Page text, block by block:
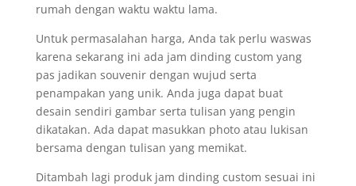
rumah dengan waktu waktu lama.
Untuk permasalahan harga, Anda tak perlu waswas
karena sekarang ini ada jam dinding custom yang
pas jadikan souvenir dengan wujud serta
penampakan yang unik. Anda juga dapat buat
desain sendiri gambar serta tulisan yang pengin
dikatakan. Ada dapat masukkan photo atau lukisan
bersama dengan tulisan yang memikat.
Ditambah lagi produk jam dinding custom sesuai ini